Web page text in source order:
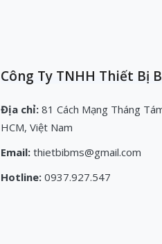
Công Ty TNHH Thiết Bị
Địa chỉ: 81 Cách Mạng Tháng
HCM, Việt Nam
Email: thietbibms@gmail.com
Hotline: 0937.927.547